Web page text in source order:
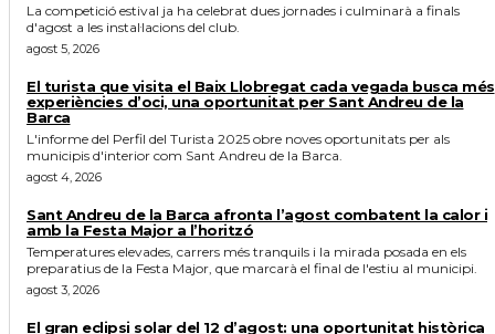
La competició estival ja ha celebrat dues jornades i culminarà a finals
d'agost a les instal·lacions del club.
agost 5, 2026
El turista que visita el Baix Llobregat cada vegada busca més
experiències d’oci, una oportunitat per Sant Andreu de la
Barca
L'informe del Perfil del Turista 2025 obre noves oportunitats per als
municipis d'interior com Sant Andreu de la Barca.
agost 4, 2026
Sant Andreu de la Barca afronta l’agost combatent la calor i
amb la Festa Major a l’horitzó
Temperatures elevades, carrers més tranquils i la mirada posada en els
preparatius de la Festa Major, que marcarà el final de l'estiu al municipi.
agost 3, 2026
El gran eclipsi solar del 12 d’agost: una oportunitat històrica